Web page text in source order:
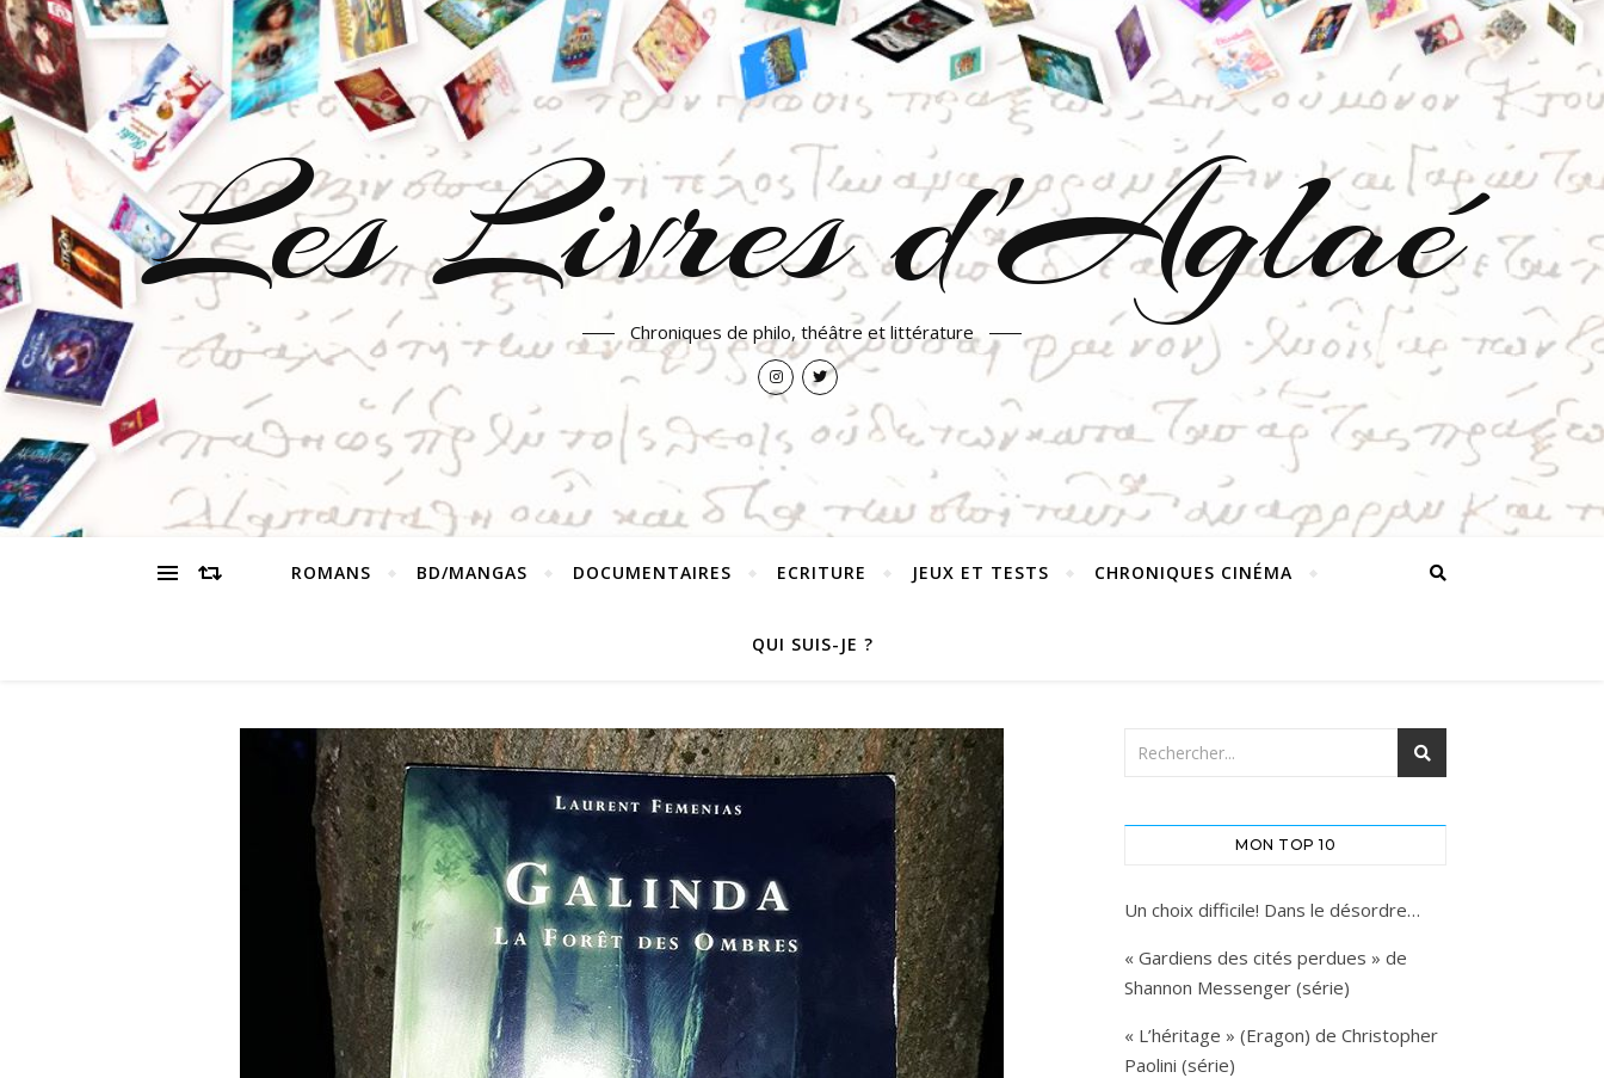
Les Livres d'Aglaé
Chroniques de philo, théâtre et littérature
ROMANS BD/MANGAS DOCUMENTAIRES ECRITURE JEUX ET TESTS CHRONIQUES CINÉMA
QUI SUIS-JE ?
MON TOP 10
Un choix difficile! Dans le désordre…
« Gardiens des cités perdues » de
Shannon Messenger (série)
« L’héritage » (Eragon) de Christopher
Paolini (série)